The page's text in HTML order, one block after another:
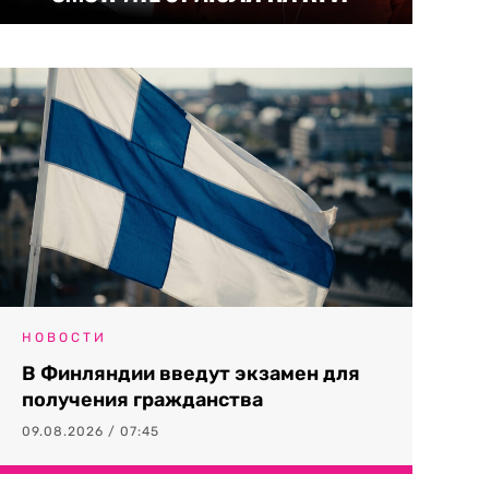
НОВОСТИ
В Финляндии введут экзамен для
получения гражданства
09.08.2026 / 07:45